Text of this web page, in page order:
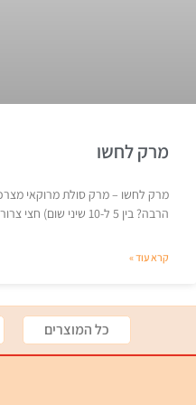
מרק לחשו
מרק לחשו – מרק סולת מרוקאי
הרבה? בין 5 ל-10 שיני שום) חצי צרור כוסברה קצוץ דק רבע כוס
קרא עוד »
כל המוצרים